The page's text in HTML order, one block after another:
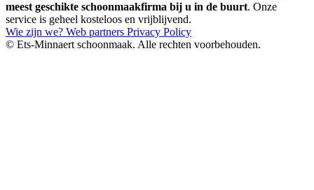
meest geschikte schoonmaakfirma bij u in de buurt. Onze
service is geheel kosteloos en vrijblijvend.
Wie zijn we? Web partners Privacy Policy
© Ets-Minnaert schoonmaak. Alle rechten voorbehouden.